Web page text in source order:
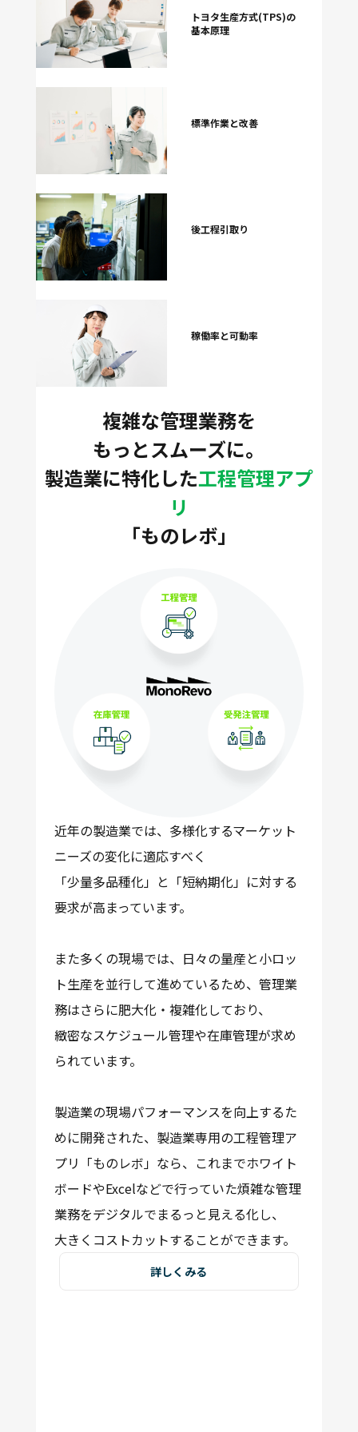
トヨタ生産方式(TPS)の
基本原理
標準作業と改善
後工程引取り
稼働率と可動率
複雑な管理業務を
もっとスムーズに。
製造業に特化した工程管理アプ
リ
「ものレボ」
近年の製造業では、多様化するマーケット
ニーズの変化に適応すべく
「少量多品種化」と「短納期化」 に対する
要求が高まっています。
また多くの現場では、日々の量産と小ロッ
ト生産を並行して進めているため、管理業
務はさらに肥大化・複雑化しており、
緻密なスケジュール管理や在庫管理が求め
られています。
製造業の現場パフォーマンスを向上するた
めに開発された、製造業専用の工程管理ア
プリ「ものレボ」なら、これまでホワイト
ボードやExcelなどで行っていた煩雑な管理
業務をデジタルでまるっと見える化し、
大きくコストカットすることができます。
詳しくみる